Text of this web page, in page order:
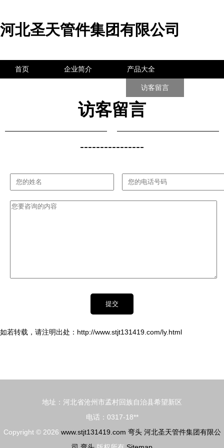
河北圣天管件集团有限公司
首页 企业简介 产品大全
访客留言
访客留言
----------------
如若转载，请注明出处：http://www.stjt131419.com/ly.html
地址：河北省沧州市孟村回族自治县希望新区
电话：0317-18**
Copyright © 2026 www.stjt131419.com 弯头 河北圣天管件集团有限公